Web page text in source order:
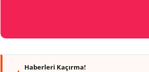
Haberleri Kaçırma!